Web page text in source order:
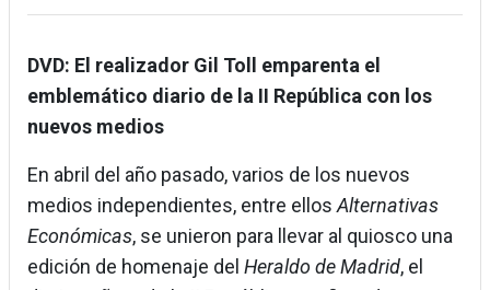
DVD: El realizador Gil Toll emparenta el
emblemático diario de la II República con los
nuevos medios
En abril del año pasado, varios de los nuevos
medios independientes, entre ellos Alternativas
Económicas, se unieron para llevar al quiosco una
edición de homenaje del Heraldo de Madrid, el